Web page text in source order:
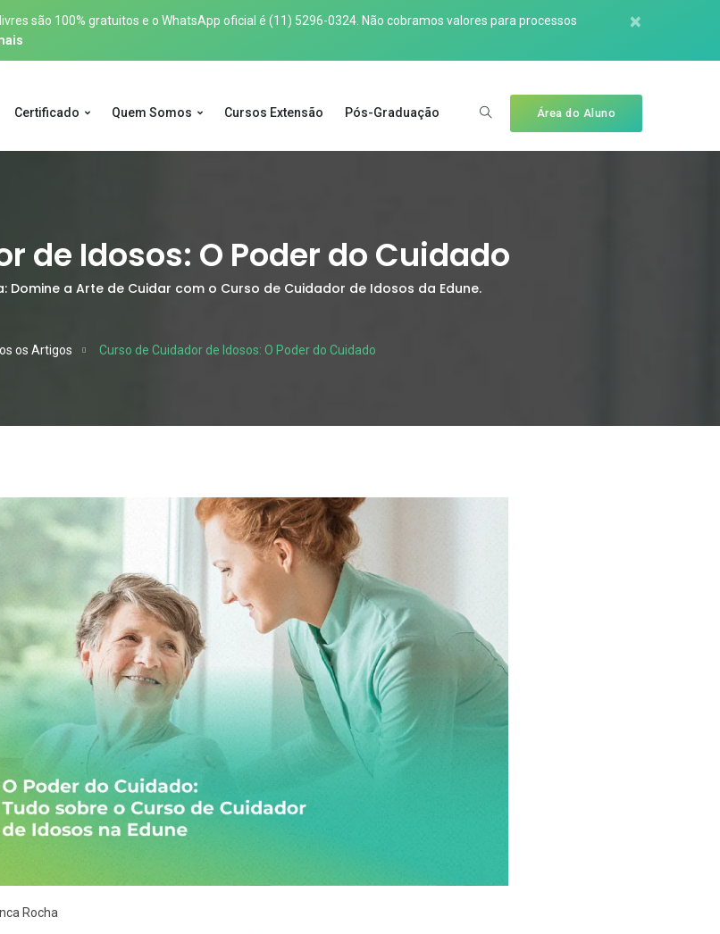
são 100% gratuitos e o WhatsApp oficial é (11) 5296-0324 . Não cobramos valores para processos
×
Certificado Quem Somos Cursos Extensão Pós-Graduação Área do Aluno
de Idosos: O Poder do Cuidado
a Arte de Cuidar com o Curso de Cuidador de Idosos da Edune.
os Artigos Curso de Cuidador de Idosos: O Poder do Cuidado
Rocha